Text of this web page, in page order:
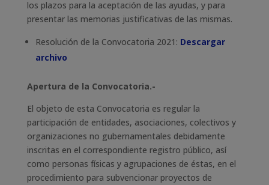
los plazos para la aceptación de las ayudas, y para
presentar las memorias justificativas de las mismas.
​Resolución de la Convocatoria 2021: Descargar
archivo
Apertura de la Convocatoria.-
El objeto de esta Convocatoria es regular la
participación de entidades, asociaciones, colectivos y
organizaciones no gubernamentales debidamente
inscritas en el correspondiente registro público, así
como personas físicas y agrupaciones de éstas, en el
procedimiento para subvencionar proyectos de